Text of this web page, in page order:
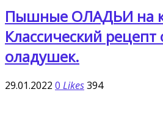
Пышные ОЛАДЬИ на
Классический
оладушек.
29.01.2022 0 Likes394